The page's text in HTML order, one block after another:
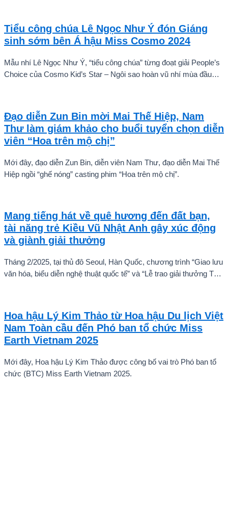
Ngọc Thanh Tâm và Phùng Khánh Linh.
Tiểu công chúa Lê Ngọc Như Ý đón Giáng
sinh sớm bên Á hậu Miss Cosmo 2024
Mẫu nhí Lê Ngọc Như Ý, “tiểu công chúa” từng đoạt giải People’s
Choice của Cosmo Kid’s Star – Ngôi sao hoàn vũ nhí mùa đầu
Đạo diễn Zun Bin mời Mai Thế Hiệp, Nam
Thư làm giám khảo cho buổi tuyển chọn diễn
viên “Hoa trên mộ chị”
Mới đây, đạo diễn Zun Bin, diễn viên Nam Thư, đạo diễn Mai Thế
Hiệp ngồi “ghế nóng” casting phim “Hoa trên mộ chị”.
Mang tiếng hát về quê hương đến đất bạn,
tài năng trẻ Kiều Vũ Nhật Anh gây xúc động
và giành giải thưởng
Tháng 2/2025, tại thủ đô Seoul, Hàn Quốc, chương trình “Giao lưu
văn hóa, biểu diễn nghệ thuật quốc tế” và “Lễ trao giải thưởng Tài
ấn tượng mạnh với giọng hát trữ tình sâu lắng, mang đậm hơi thở
quê hương.
Hoa hậu Lý Kim Thảo từ Hoa hậu Du lịch Việt
Nam Toàn cầu đến Phó ban tổ chức Miss
Earth Vietnam 2025
Mới đây, Hoa hậu Lý Kim Thảo được công bố vai trò Phó ban tổ
chức (BTC) Miss Earth Vietnam 2025.